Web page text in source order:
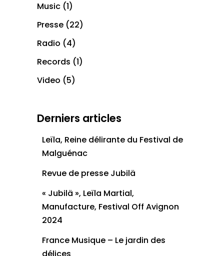
Music (1)
Presse (22)
Radio (4)
Records (1)
Video (5)
Derniers articles
Leïla, Reine délirante du Festival de
Malguénac
Revue de presse Jubilä
« Jubilä », Leïla Martial,
Manufacture, Festival Off Avignon
2024
France Musique – Le jardin des